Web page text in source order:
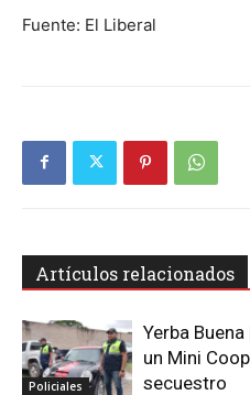
Fuente: El Liberal
Artículos relacionados
Policiales
Yerba
un Mini
secuestro